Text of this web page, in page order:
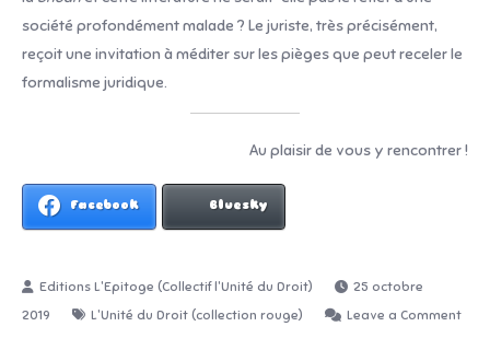
société profondément malade ? Le juriste, très précisément,
reçoit une invitation à méditer sur les pièges que peut receler le
formalisme juridique.
Au plaisir de vous y rencontrer !
Facebook Bluesky
25 octobre
2019
L'Unité du Droit (collection rouge)
Leave a Comment